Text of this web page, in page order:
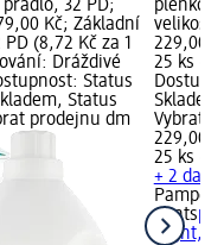
32 PD;
Kč; Základní
(8,72 Kč za 1
Dráždivé
Status
Status
prodejnu dm
velikost
229,00
25 ks
Vybrat
229,00
25 ks
+ 2
pants
Night,